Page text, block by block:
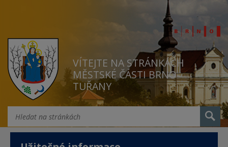
VÍTEJTE NA STRÁNKÁCH
MĚSTSKÉ ČÁSTI BRNO
TUŘANY